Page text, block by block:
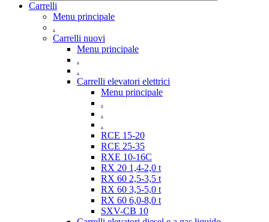
Carrelli
Menu principale
.
Carrelli nuovi
Menu principale
.
.
Carrelli elevatori elettrici
Menu principale
.
.
.
RCE 15-20
RCE 25-35
RXE 10-16C
RX 20 1,4-2,0 t
RX 60 2,5-3,5 t
RX 60 3,5-5,0 t
RX 60 6,0-8,0 t
SXV-CB 10